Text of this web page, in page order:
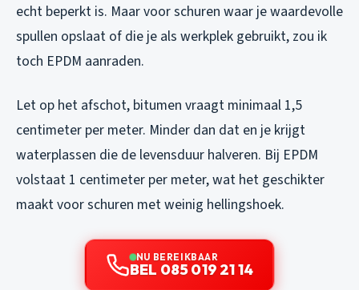
echt beperkt is. Maar voor schuren waar je waardevolle
spullen opslaat of die je als werkplek gebruikt, zou ik
toch EPDM aanraden.
Let op het afschot, bitumen vraagt minimaal 1,5
centimeter per meter. Minder dan dat en je krijgt
waterplassen die de levensduur halveren. Bij EPDM
volstaat 1 centimeter per meter, wat het geschikter
maakt voor schuren met weinig hellingshoek.
NU BEREIKBAAR
BEL 085 019 21 14